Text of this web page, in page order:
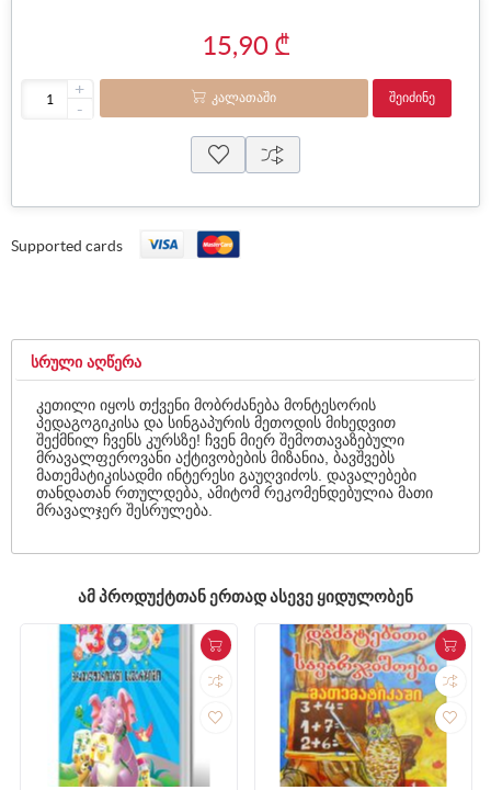
15,90 ₾
+
-
ᲙᲐᲚᲐᲗᲐᲨᲘ ᲨᲔᲘᲫᲘᲜᲔ
Supported cards
ᲡᲠᲣᲚᲘ ᲐᲦᲬᲔᲠᲐ
კეთილი იყოს თქვენი მობრძანება მონტესორის
პედაგოგიკისა და სინგაპურის მეთოდის მიხედვით
შექმნილ ჩვენს კურსზე! ჩვენ მიერ შემოთავაზებული
მრავალფეროვანი აქტივობების მიზანია, ბავშვებს
მათემატიკისადმი ინტერესი გაუღვიძოს. დავალებები
თანდათან რთულდება, ამიტომ რეკომენდებულია მათი
მრავალჯერ შესრულება.
ᲐᲛ ᲞᲠᲝᲓᲣᲥᲢᲗᲐᲜ ᲔᲠᲗᲐᲓ ᲐᲡᲔᲕᲔ ᲧᲘᲓᲣᲚᲝᲑᲔᲜ